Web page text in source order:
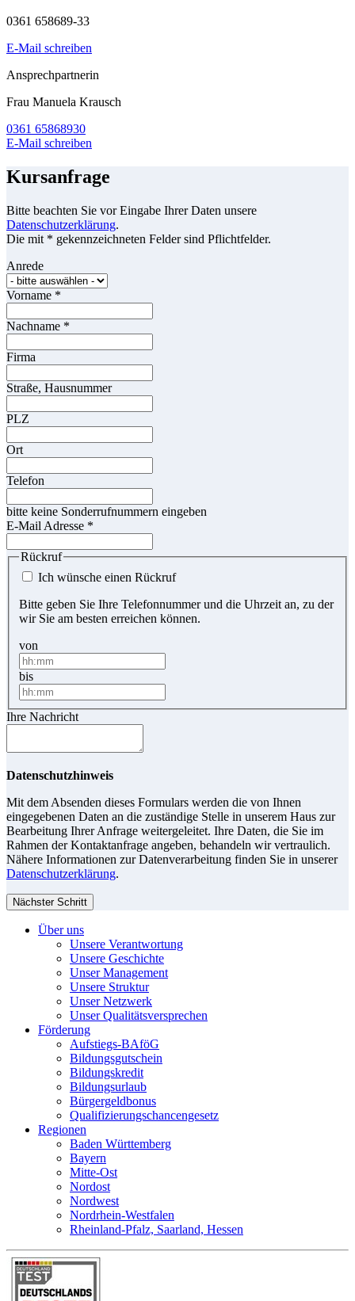
0361 658689-33
E-Mail schreiben
Ansprechpartnerin
Frau Manuela Krausch
0361 65868930
E-Mail schreiben
Kursanfrage
Bitte beachten Sie vor Eingabe Ihrer Daten unsere
Datenschutzerklärung.
Die mit * gekennzeichneten Felder sind Pflichtfelder.
Anrede
Vorname *
Nachname *
Firma
Straße, Hausnummer
PLZ
Ort
Telefon
bitte keine Sonderrufnummern eingeben
E-Mail Adresse *
Rückruf
Ich wünsche einen Rückruf
Bitte geben Sie Ihre Telefonnummer und die Uhrzeit an, zu der
wir Sie am besten erreichen können.
von
bis
Ihre Nachricht
Datenschutzhinweis
Mit dem Absenden dieses Formulars werden die von Ihnen
eingegebenen Daten an die zuständige Stelle in unserem Haus zur
Bearbeitung Ihrer Anfrage weitergeleitet. Ihre Daten, die Sie im
Rahmen der Kontaktanfrage angeben, behandeln wir vertraulich.
Nähere Informationen zur Datenverarbeitung finden Sie in unserer
Datenschutzerklärung.
Nächster Schritt
Über uns
Unsere Verantwortung
Unsere Geschichte
Unser Management
Unsere Struktur
Unser Netzwerk
Unser Qualitätsversprechen
Förderung
Aufstiegs-BAföG
Bildungsgutschein
Bildungskredit
Bildungsurlaub
Bürgergeldbonus
Qualifizierungschancengesetz
Regionen
Baden Württemberg
Bayern
Mitte-Ost
Nordost
Nordwest
Nordrhein-Westfalen
Rheinland-Pfalz, Saarland, Hessen